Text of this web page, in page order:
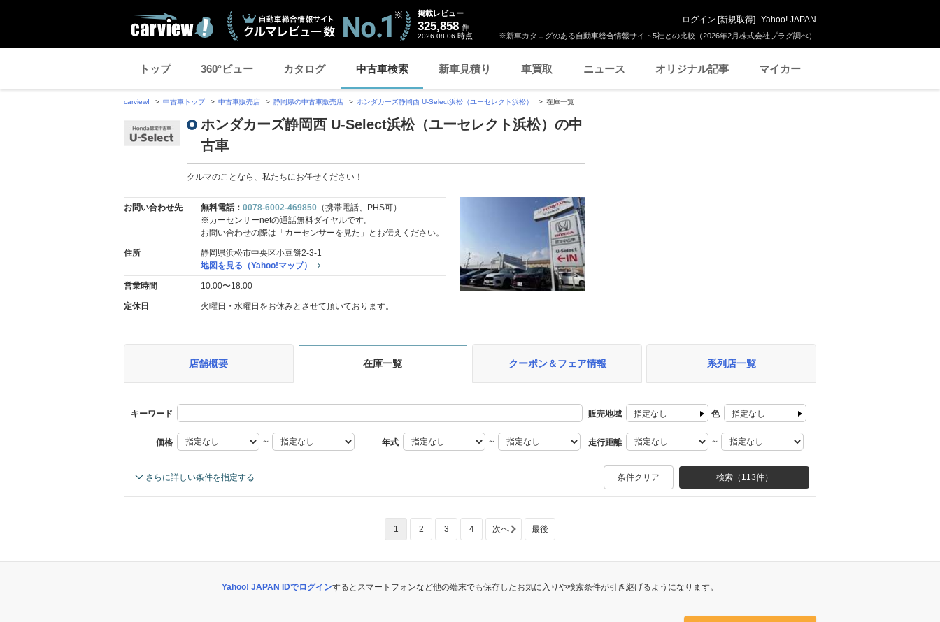
※新車カタログのある自動車総合情報サイト5社との比較（2026年2月株式会社プラグ調べ）
掲載レビュー
325,858 件
2026.08.06 時点
ログイン [新規取得] Yahoo! JAPAN
トップ 360°ビュー カタログ 中古車検索 新車見積り 車買取 ニュース オリジナル記事 マイカー
carview! 中古車トップ 中古車販売店 静岡県の中古車販売店 ホンダカーズ静岡西 U-Select浜松（ユーセレクト浜松） 在庫一覧
ホンダカーズ静岡西 U-Select浜松（ユーセレクト浜松）の中
古車
クルマのことなら、私たちにお任せください！
お問い合わせ先 無料電話： 0078-6002-469850 （携帯電話、PHS可）
※カーセンサーnetの通話無料ダイヤルです。
お問い合わせの際は「カーセンサーを見た」とお伝えください。
住所
静岡県浜松市中央区小豆餅2-3-1
地図を見る（Yahoo!マップ）
営業時間 10:00〜18:00
定休日 火曜日・水曜日をお休みとさせて頂いております。
店舗概要 在庫一覧 クーポン＆フェア情報 系列店一覧
キーワード 販売地域 指定なし 色 指定なし
価格 ～ 年式 ～ 走行距離 ～
ボディタイプ ハンドル
エンジン種別 使用燃料 乗車定員
車検残
さらに詳しい条件を指定する 条件クリア 検索（ 113件）
1 2 3 4 次へ 最後
Yahoo! JAPAN IDでログインするとスマートフォンなど他の端末でも保存したお気に入りや検索条件が引き継げるようになります。